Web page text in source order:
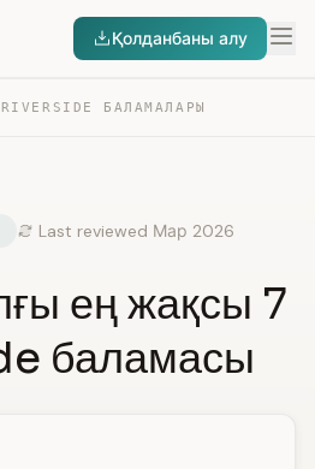
Қолданбаны алу
RIVERSIDE БАЛАМАЛАРЫ
Last reviewed Мар 2026
ең жақсы 7
баламасы